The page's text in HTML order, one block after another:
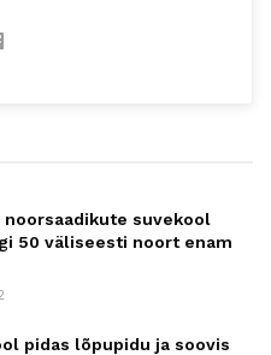
noorsaadikute suvekool
50 väliseesti noort enam
pidas lõpupidu ja soovis